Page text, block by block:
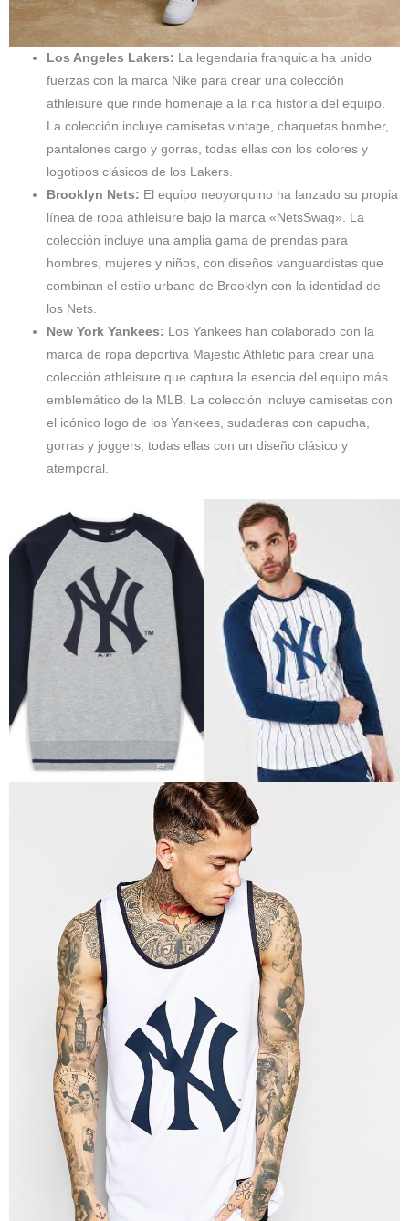
Los Angeles Lakers: La legendaria franquicia ha unido
fuerzas con la marca Nike para crear una colección
athleisure que rinde homenaje a la rica historia del equipo.
La colección incluye camisetas vintage, chaquetas bomber,
pantalones cargo y gorras, todas ellas con los colores y
logotipos clásicos de los Lakers.
Brooklyn Nets: El equipo neoyorquino ha lanzado su propia
línea de ropa athleisure bajo la marca «NetsSwag». La
colección incluye una amplia gama de prendas para
hombres, mujeres y niños, con diseños vanguardistas que
combinan el estilo urbano de Brooklyn con la identidad de
los Nets.
New York Yankees: Los Yankees han colaborado con la
marca de ropa deportiva Majestic Athletic para crear una
colección athleisure que captura la esencia del equipo más
emblemático de la MLB. La colección incluye camisetas con
el icónico logo de los Yankees, sudaderas con capucha,
gorras y joggers, todas ellas con un diseño clásico y
atemporal.